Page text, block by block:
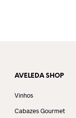
AVELEDA SHOP
Vinhos
Cabazes Gourmet